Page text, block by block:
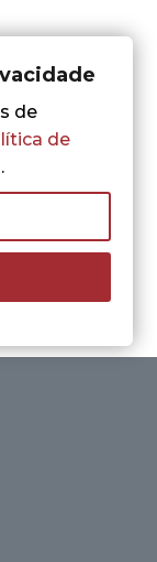
de
de